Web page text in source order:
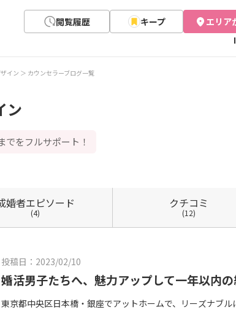
閲覧履歴 キープ エリア
イン カウンセラーブログ一覧
ン
でをフルサポート！
婚者エピソード
(4)
クチコミ
(12)
投稿日：2023/02/10
婚活男子たちへ、魅力アップして一年以内の
東京都中央区日本橋・銀座でアットホームで、リーズナブ